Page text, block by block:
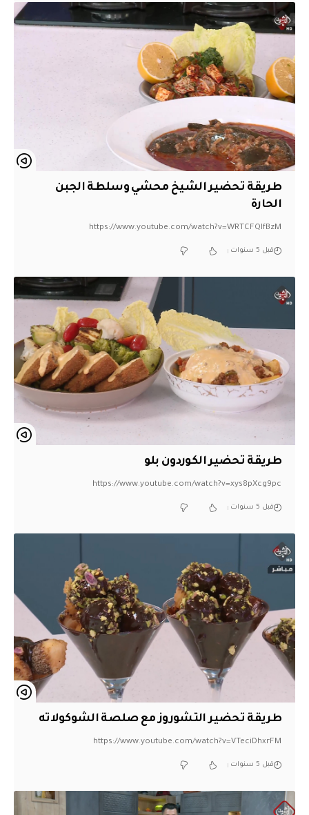
طريقة تحضير الشيخ محشي وسلطة الجبن
الحارة
https://www.youtube.com/watch?v=WRTCFQIfBzM
قبل 5 سنوات
طريقة تحضير الكوردون بلو
https://www.youtube.com/watch?v=xys8pXcg9pc
قبل 5 سنوات
طريقة تحضير التشوروز مع صلصة الشوكولاته
https://www.youtube.com/watch?v=VTeciDhxrFM
قبل 5 سنوات